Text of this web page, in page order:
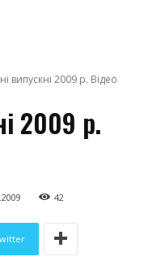
випускні 2009 р. Відео
2009 р.
42